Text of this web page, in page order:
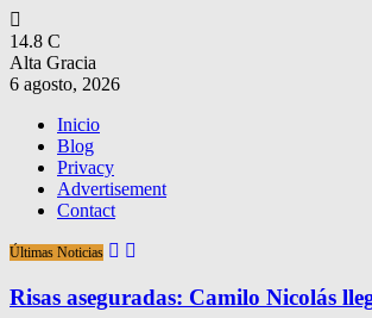
14.8 C
Alta Gracia
6 agosto, 2026
Inicio
Blog
Privacy
Advertisement
Contact
Últimas Noticias
Risas aseguradas: Camilo Nicolás